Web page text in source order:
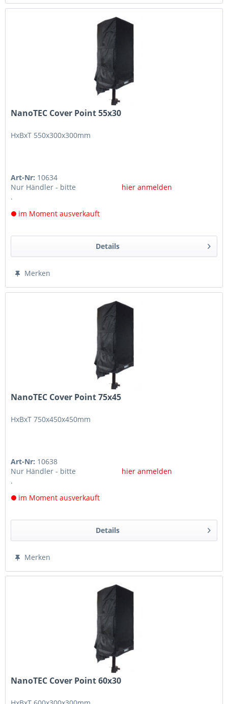
NanoTEC Cover Point 55x30
HxBxT 550x300x300mm
Art-Nr: 10634
Nur Händler - bitte
hier anmelden
.
im Moment ausverkauft
Details
Merken
NanoTEC Cover Point 75x45
HxBxT 750x450x450mm
Art-Nr: 10638
Nur Händler - bitte
hier anmelden
.
im Moment ausverkauft
Details
Merken
NanoTEC Cover Point 60x30